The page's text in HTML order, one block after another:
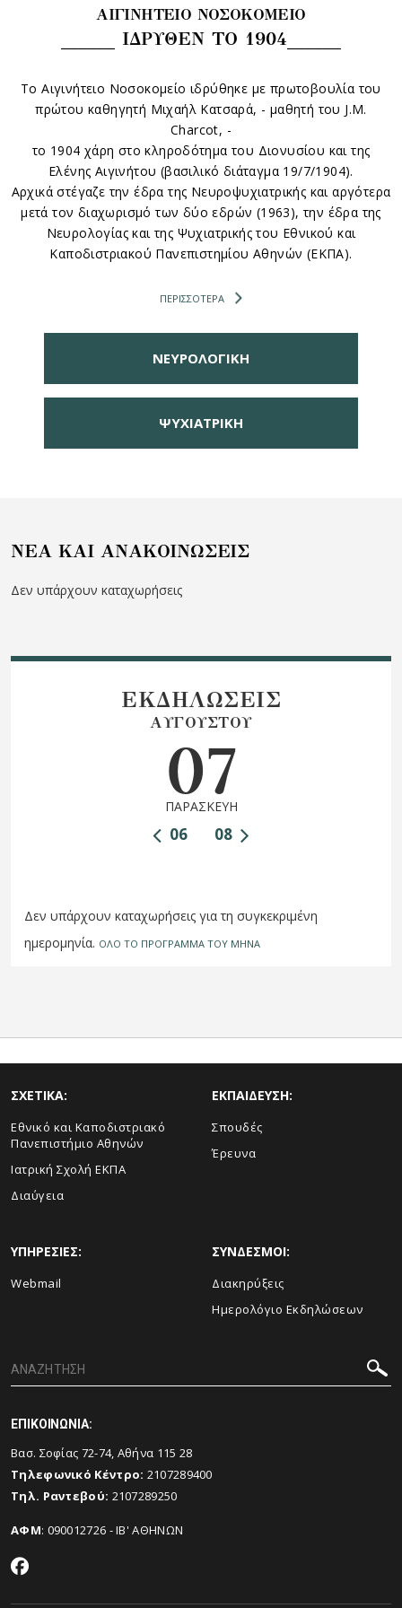
ΑΙΓΙΝΗΤΕΙΟ ΝΟΣΟΚΟΜΕΙΟ
______ ΙΔΡΥΘΕΝ ΤΟ 1904______
Το Αιγινήτειο Νοσοκομείο ιδρύθηκε με πρωτοβουλία του
πρώτου καθηγητή Μιχαήλ Κατσαρά, - μαθητή του J.M.
Charcot, -
το 1904 χάρη στο κληροδότημα του Διονυσίου και της
Ελένης Αιγινήτου (βασιλικό διάταγμα 19/7/1904).
Αρχικά στέγαζε την έδρα της Νευροψυχιατρικής και αργότερα
μετά τον διαχωρισμό των δύο εδρών (1963), την έδρα της
Νευρολογίας και της Ψυχιατρικής του Εθνικού και
Καποδιστριακού Πανεπιστημίου Αθηνών (ΕΚΠΑ).
ΠΕΡΙΣΣΟΤΕΡΑ
ΝΕΥΡΟΛΟΓΙΚΗ
ΨΥΧΙΑΤΡΙΚΗ
NEA KAI ANAKOIΝΩΣΕΙΣ
Δεν υπάρχουν καταχωρήσεις
ΕΚΔΗΛΩΣΕΙΣ
ΑΥΓΟΥΣΤΟΥ
07
ΠΑΡΑΣΚΕΥΗ
08
06
Δεν υπάρχουν καταχωρήσεις για τη συγκεκριμένη
ημερομηνία. ΟΛΟ ΤΟ ΠΡΟΓΡΑΜΜΑ ΤΟΥ ΜΗΝΑ
ΣΧΕΤΙΚΑ:
Εθνικό και Καποδιστριακό
Πανεπιστήμιο Αθηνών
Ιατρική Σχολή ΕΚΠΑ
Διαύγεια
ΕΚΠΑΙΔΕΥΣΗ:
Σπουδές
Έρευνα
ΥΠΗΡΕΣΙΕΣ:
Webmail
ΣΥΝΔΕΣΜΟΙ:
Διακηρύξεις
Ημερολόγιο Εκδηλώσεων
ΕΠΙΚΟΙΝΩΝΙΑ:
Βασ. Σοφίας 72-74, Αθήνα 115 28
Τηλεφωνικό Κέντρο: 2107289400
Τηλ. Ραντεβού: 2107289250
ΑΦΜ: 090012726 - ΙΒ' ΑΘΗΝΩΝ